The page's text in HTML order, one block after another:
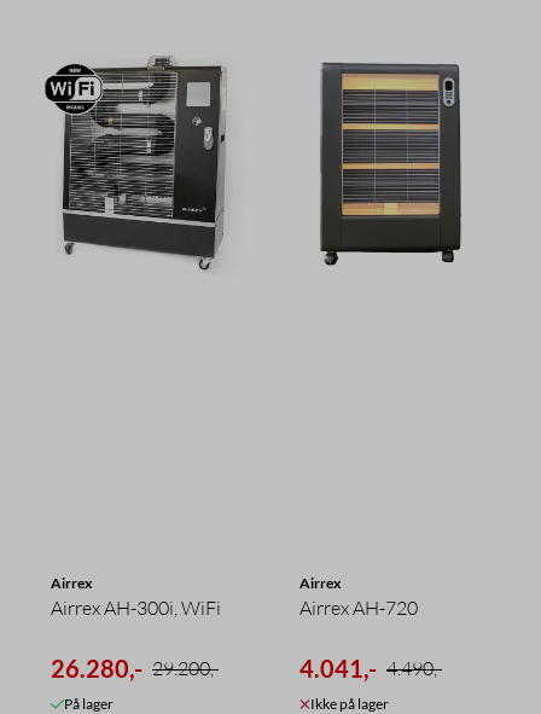
Airrex
Airrex AH-300i, WiFi
26.280,- 29.200,-
På lager
Airrex
Airrex AH-720
4.041,- 4.490,-
Ikke på lager